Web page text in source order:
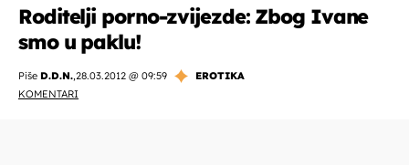
Roditelji porno-zvijezde: Zbog Ivane
smo u paklu!
Piše D.D.N.,28.03.2012 @ 09:59
EROTIKA
KOMENTARI